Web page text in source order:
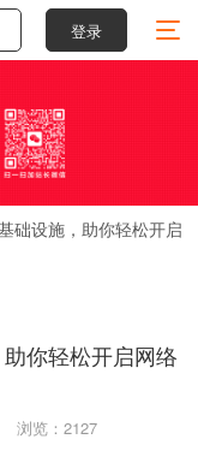
登录
础设施，助你轻松开启
你轻松开启网络
浏览：2127